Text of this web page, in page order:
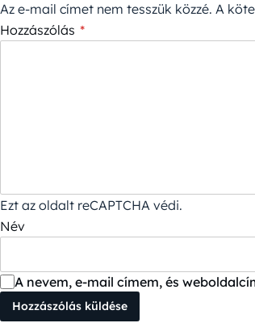
Az e-mail címet nem tesszük közzé. A
Hozzászólás *
Ezt az oldalt reCAPTCHA védi.
Név
A nevem, e-mail címem, és